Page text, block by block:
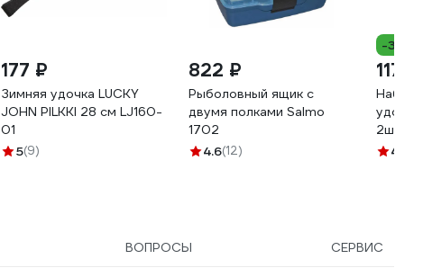
177 ₽
Зимняя удочка LUCKY
JOHN PILKKI 28 см LJ160-
01
5(9)
822 ₽
Рыболовный ящик с
двумя полками Salmo
1702
4.6(12)
-35%
117 ₽
Набор
удочки
2шт
3654.6
ВОПРОСЫ СЕРВИС